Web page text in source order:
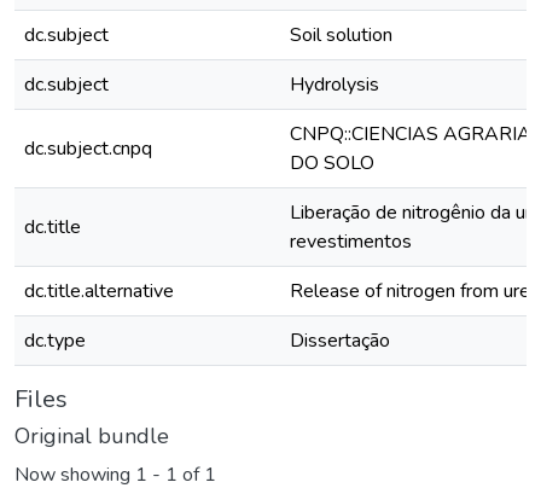
dc.subject
Soil solution
dc.subject
Hydrolysis
dc.subject.cnpq
CNPQ::CIENCIAS
DO SOLO
dc.title
Liberação de nitrogênio da
revestimentos
dc.title.alternative
Release of nitrogen from
dc.type
Dissertação
Files
Original bundle
Now showing 1 - 1 of 1